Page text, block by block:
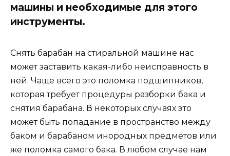
машины и необходимые для этого
инструменты.
Снять барабан на стиральной машине нас
может заставить какая-либо неисправность в
ней. Чаще всего это поломка подшипников,
которая требует процедуры разборки бака и
снятия барабана. В некоторых случаях это
может быть попадание в пространство между
баком и барабаном инородных предметов или
же поломка самого бака. В любом случае нам